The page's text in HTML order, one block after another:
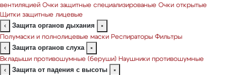
вентиляцией Очки защитные специализированые Очки открытые
Щитки защитные лицевые
‹
Защита органов дыхания
×
Полумаски и полнолицевые маски Респираторы Фильтры
‹
Защита органов слуха
×
Вкладыши противошумные (беруши) Наушники противошумные
‹
Защита от падения с высоты
×